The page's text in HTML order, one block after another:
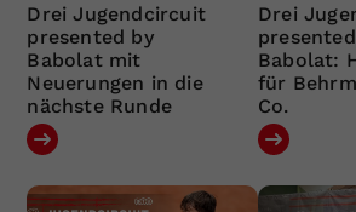
Drei Jugendcircuit
presented by
Babolat mit
Neuerungen in die
nächste Runde
Drei
Babolat:
für
Co.